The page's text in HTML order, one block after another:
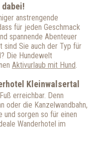
dabei!
anstrengende
für jeden Geschmack
spannende Abenteuer
sind Sie auch der Typ für
Die Hundewelt
Aktivurlaub mit Hund.
Kleinwalsertal
erreichbar. Denn
oder die Kanzelwandbahn,
und sorgen so für einen
Wanderhotel im